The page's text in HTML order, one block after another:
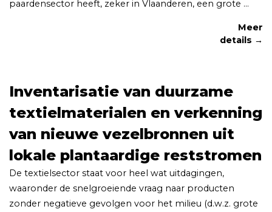
paardensector heeft, zeker in Vlaanderen, een grote ...
Meer
details →
Inventarisatie van duurzame
textielmaterialen en verkenning
van nieuwe vezelbronnen uit
lokale plantaardige reststromen
De textielsector staat voor heel wat uitdagingen,
waaronder de snelgroeiende vraag naar producten
zonder negatieve gevolgen voor het milieu (d.w.z. grote